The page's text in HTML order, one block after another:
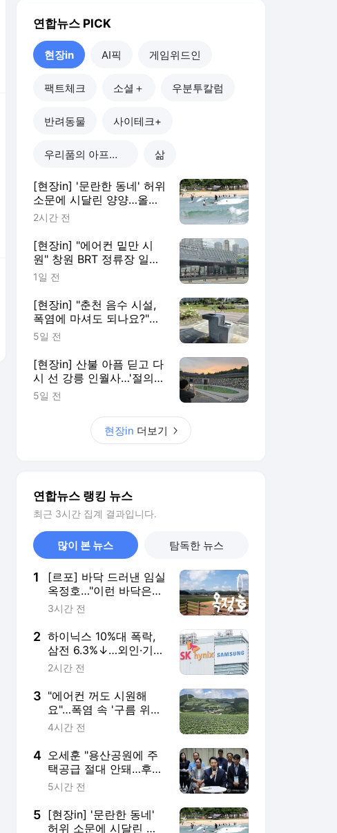
연합뉴스 PICK
현장in AI픽 게임위드인
팩트체크 소셜＋ 우분투칼럼
반려동물 사이테크+
우리품의 아프리카인 삶
[현장in] '문란한 동네' 허위
소문에 시달린 양양…올여
름 피서객 급증
2시간 전
[현장in] "에어컨 밑만 시
원" 창원 BRT 정류장 일부
이용객 볼멘소리
1일 전
[현장in] "춘천 음수 시설,
폭염에 마셔도 되나요?"…
안내 없어 시민 혼란
5일 전
[현장in] 산불 아픔 딛고 다
시 선 강릉 인월사…'절의
문턱부터 낮췄다'
5일 전
현장in 더보기
연합뉴스 랭킹 뉴스
최근 3시간 집계 결과입니다.
많이 본 뉴스 탐독한 뉴스
1
[르포] 바닥 드러낸 임실
옥정호…"이런 바닥은
난생처음"
3시간 전
2 하이닉스 10%대 폭락,
삼전 6.3%↓…외인·기관
팔았다(종합)
2시간 전
3 "에어컨 꺼도 시원해
요"…폭염 속 '구름 위의
땅' 안반데기
4시간 전
4 오세훈 "용산공원에 주
택공급 절대 안돼…후대
에 물려줄 책임"
5시간 전
5 [현장in] '문란한 동네'
허위 소문에 시달린 양